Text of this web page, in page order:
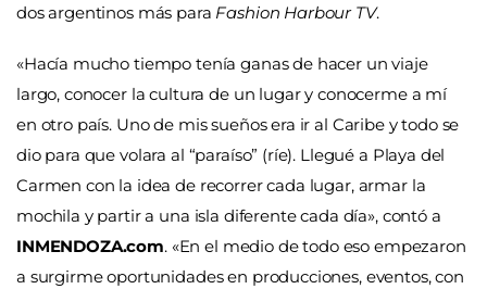
dos argentinos más para Fashion Harbour TV.
«Hacía mucho tiempo tenía ganas de hacer un viaje
largo, conocer la cultura de un lugar y conocerme a mí
en otro país. Uno de mis sueños era ir al Caribe y todo se
dio para que volara al “paraíso” (ríe). Llegué a Playa del
Carmen con la idea de recorrer cada lugar, armar la
mochila y partir a una isla diferente cada día», contó a
INMENDOZA.com. «En el medio de todo eso empezaron
a surgirme oportunidades en producciones, eventos, con